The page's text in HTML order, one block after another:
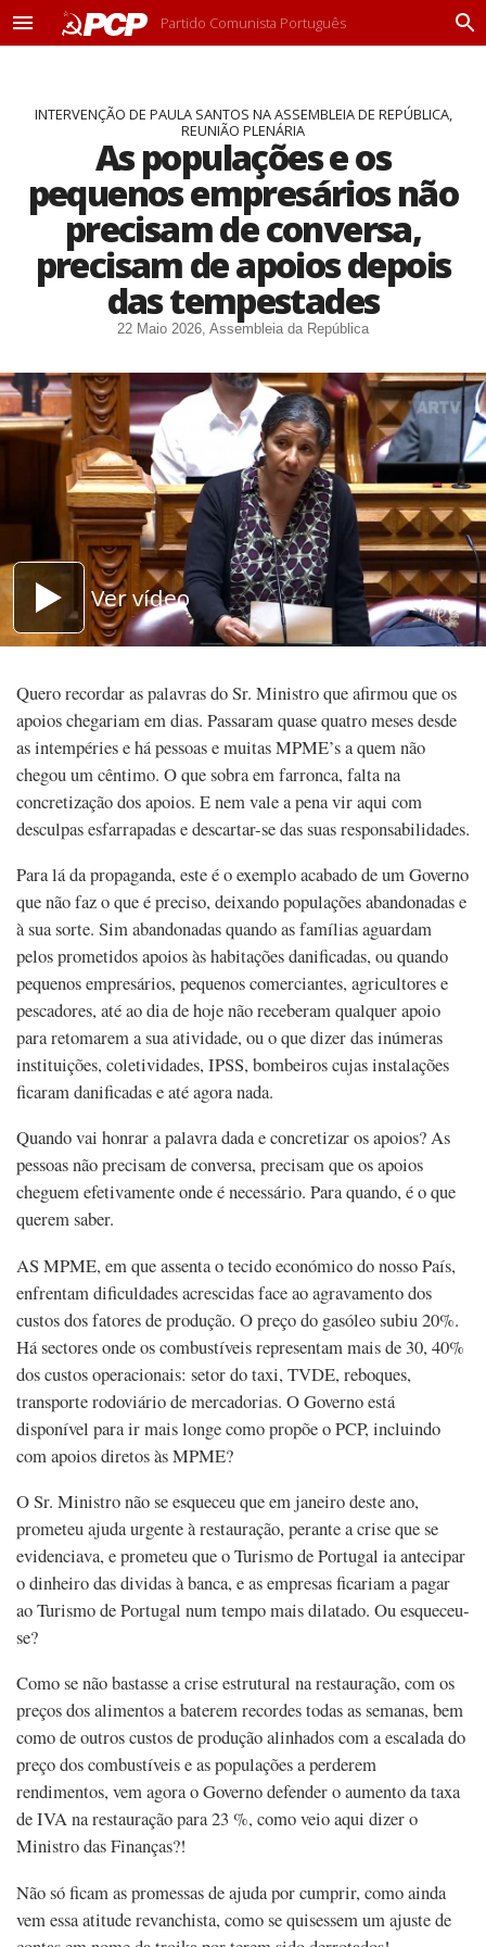
M
Partido Comunista Português
P
INTERVENÇÃO DE PAULA SANTOS NA ASSEMBLEIA DE REPÚBLICA,
REUNIÃO PLENÁRIA
As populações e os
pequenos empresários não
precisam de conversa,
precisam de apoios depois
das tempestades
22 Maio 2026, Assembleia da República
Ver vídeo
Quero recordar as palavras do Sr. Ministro que afirmou que os
apoios chegariam em dias. Passaram quase quatro meses desde
as intempéries e há pessoas e muitas MPME’s a quem não
chegou um cêntimo. O que sobra em farronca, falta na
concretização dos apoios. E nem vale a pena vir aqui com
desculpas esfarrapadas e descartar-se das suas responsabilidades.
Para lá da propaganda, este é o exemplo acabado de um Governo
que não faz o que é preciso, deixando populações abandonadas e
à sua sorte. Sim abandonadas quando as famílias aguardam
pelos prometidos apoios às habitações danificadas, ou quando
pequenos empresários, pequenos comerciantes, agricultores e
pescadores, até ao dia de hoje não receberam qualquer apoio
para retomarem a sua atividade, ou o que dizer das inúmeras
instituições, coletividades, IPSS, bombeiros cujas instalações
ficaram danificadas e até agora nada.
Quando vai honrar a palavra dada e concretizar os apoios? As
pessoas não precisam de conversa, precisam que os apoios
cheguem efetivamente onde é necessário. Para quando, é o que
querem saber.
AS MPME, em que assenta o tecido económico do nosso País,
enfrentam dificuldades acrescidas face ao agravamento dos
custos dos fatores de produção. O preço do gasóleo subiu 20%.
Há sectores onde os combustíveis representam mais de 30, 40%
dos custos operacionais: setor do taxi, TVDE, reboques,
transporte rodoviário de mercadorias. O Governo está
disponível para ir mais longe como propõe o PCP, incluindo
com apoios diretos às MPME?
O Sr. Ministro não se esqueceu que em janeiro deste ano,
prometeu ajuda urgente à restauração, perante a crise que se
evidenciava, e prometeu que o Turismo de Portugal ia antecipar
o dinheiro das dividas à banca, e as empresas ficariam a pagar
ao Turismo de Portugal num tempo mais dilatado. Ou esqueceu-
se?
Como se não bastasse a crise estrutural na restauração, com os
preços dos alimentos a baterem recordes todas as semanas, bem
como de outros custos de produção alinhados com a escalada do
preço dos combustíveis e as populações a perderem
rendimentos, vem agora o Governo defender o aumento da taxa
de IVA na restauração para 23 %, como veio aqui dizer o
Ministro das Finanças?!
Não só ficam as promessas de ajuda por cumprir, como ainda
vem essa atitude revanchista, como se quisessem um ajuste de